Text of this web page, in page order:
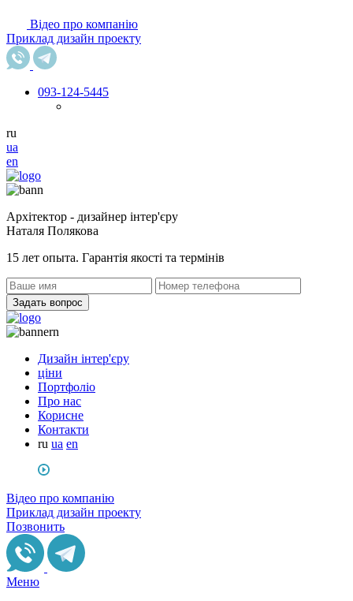
Відео про компанію
Приклад дизайн проекту
093-124-5445
ru
ua
en
Архітектор - дизайнер інтер'єру
Наталя Полякова
15 лет опыта. Гарантія якості та термінів
Задать вопрос
Дизайн інтер'єру
ціни
Портфоліо
Про нас
Корисне
Контакти
ru ua en
Відео про компанію
Приклад дизайн проекту
Позвонить
Меню